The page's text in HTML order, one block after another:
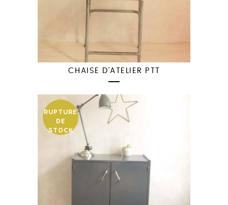
CHAISE D’ATELIER PTT
RUPTURE
DE
STOCK